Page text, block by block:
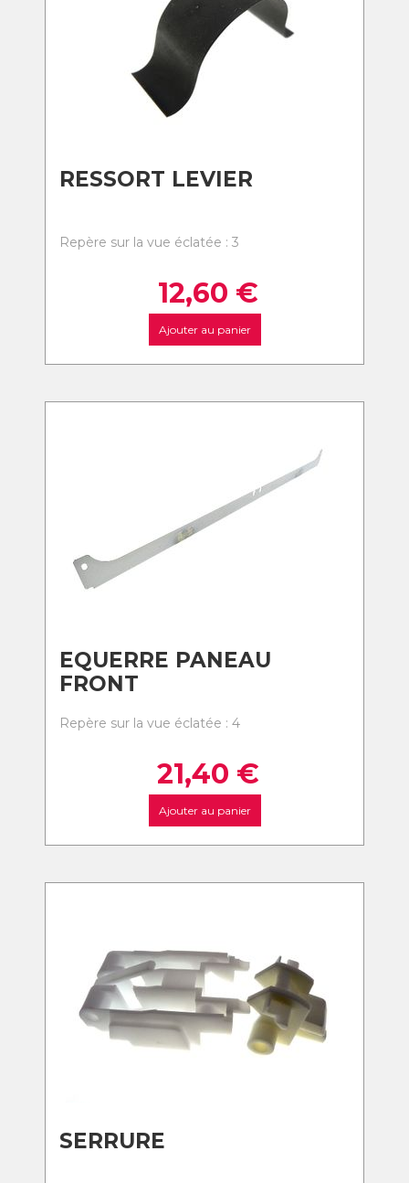
RESSORT LEVIER
Repère sur la vue éclatée : 3
12,60 €
Ajouter au panier
EQUERRE PANEAU
FRONT
Repère sur la vue éclatée : 4
21,40 €
Ajouter au panier
SERRURE